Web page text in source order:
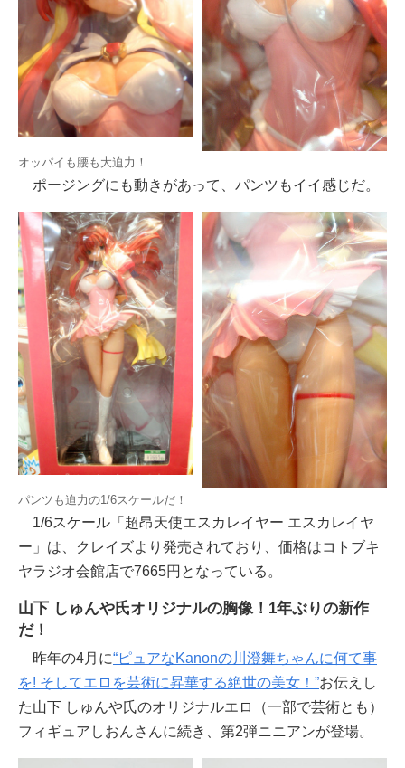
オッパイも腰も大迫力！
ポージングにも動きがあって、パンツもイイ感じだ。
パンツも迫力の1/6スケールだ！
1/6スケール「超昂天使エスカレイヤー エスカレイヤ
ー」は、クレイズより発売されており、価格はコトブキ
ヤラジオ会館店で7665円となっている。
山下 しゅんや氏オリジナルの胸像！1年ぶりの新作
だ！
昨年の4月に“ピュアなKanonの川澄舞ちゃんに何て事
を! そしてエロを芸術に昇華する絶世の美女！”お伝えし
た山下 しゅんや氏のオリジナルエロ（一部で芸術とも）
フィギュアしおんさんに続き、第2弾ニニアンが登場。